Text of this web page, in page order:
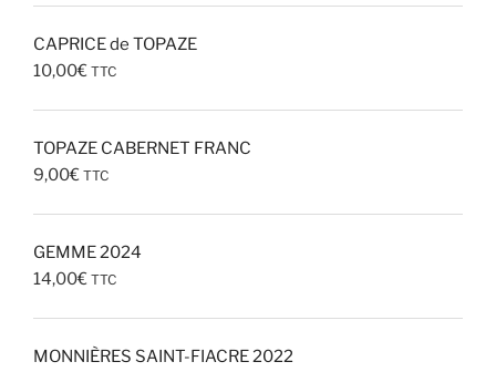
CAPRICE de TOPAZE
10,00€ TTC
TOPAZE CABERNET FRANC
9,00€ TTC
GEMME 2024
14,00€ TTC
MONNIÈRES SAINT-FIACRE 2022